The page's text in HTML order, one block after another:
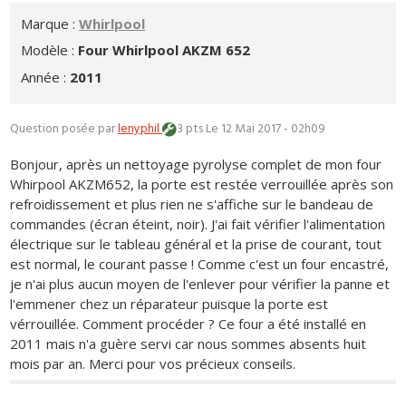
Marque :Whirlpool
Modèle : Four Whirlpool AKZM 652
Année : 2011
Question posée parlenyphil 3 ptsLe 12 Mai 2017 - 02h09
Bonjour, après un nettoyage pyrolyse complet de mon four
Whirpool AKZM652, la porte est restée verrouillée après son
refroidissement et plus rien ne s'affiche sur le bandeau de
commandes (écran éteint, noir). J'ai fait vérifier l'alimentation
électrique sur le tableau général et la prise de courant, tout
est normal, le courant passe ! Comme c'est un four encastré,
je n'ai plus aucun moyen de l'enlever pour vérifier la panne et
l'emmener chez un réparateur puisque la porte est
vérrouillée. Comment procéder ? Ce four a été installé en
2011 mais n'a guère servi car nous sommes absents huit
mois par an. Merci pour vos précieux conseils.